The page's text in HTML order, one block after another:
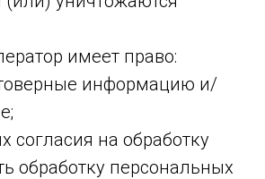
имеет право:
информацию и/
согласия на обработку
обработку персональных